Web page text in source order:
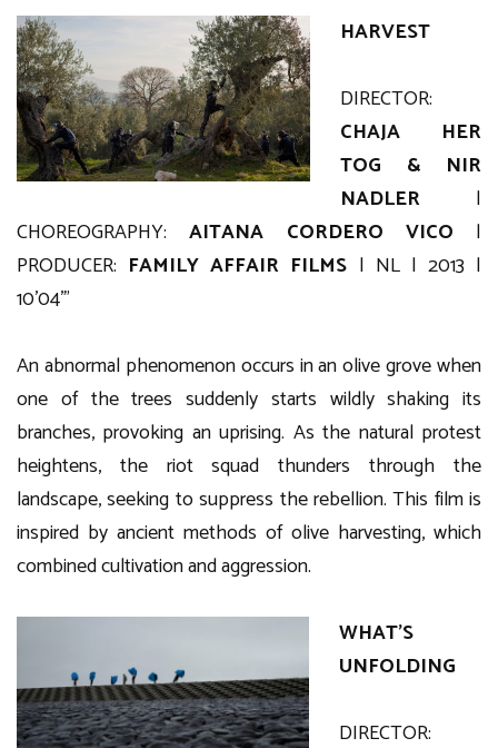
HARVEST
DIRECTOR:
CHAJA HER
TOG & NIR
NADLER |
CHOREOGRAPHY:AITANA CORDERO VICO |
PRODUCER: FAMILY AFFAIR FILMS | NL | 2013 |
10’04’”
An abnormal phenomenon occurs in an olive grove when
one of the trees suddenly starts wildly shaking its
branches, provoking an uprising. As the natural protest
heightens, the riot squad thunders through the
landscape, seeking to suppress the rebellion. This film is
inspired by ancient methods of olive harvesting, which
combined cultivation and aggression.
WHAT’S
UNFOLDING
DIRECTOR: